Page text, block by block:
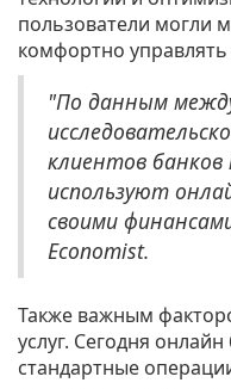
пользователи могли
комфортно
"По данным
клиентов банков
используют
своими
Economist.
Также важным
услуг. Сегодня
стандартные